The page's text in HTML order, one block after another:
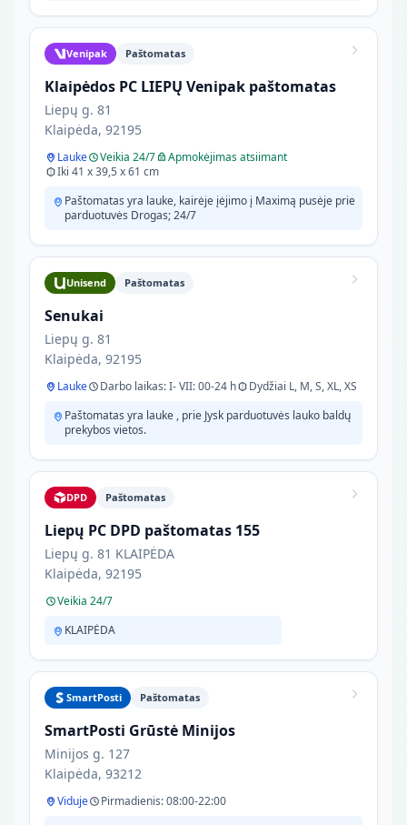
Venipak Paštomatas
Klaipėdos PC LIEPŲ Venipak paštomatas
Liepų g. 81
Klaipėda, 92195
Lauke Veikia 24/7
Apmokėjimas atsiimant
Iki 41 x 39,5 x 61 cm
Paštomatas yra lauke, kairėje įėjimo į Maximą pusėje prie
parduotuvės Drogas; 24/7
Unisend Paštomatas
Senukai
Liepų g. 81
Klaipėda, 92195
Lauke Darbo laikas: I- VII: 00-24 h
Dydžiai L, M, S, XL, XS
Paštomatas yra lauke , prie Jysk parduotuvės lauko baldų
prekybos vietos.
DPD Paštomatas
Liepų PC DPD paštomatas 155
Liepų g. 81 KLAIPĖDA
Klaipėda, 92195
Veikia 24/7
KLAIPĖDA
SmartPosti Paštomatas
SmartPosti Grūstė Minijos
Minijos g. 127
Klaipėda, 93212
Viduje
Pirmadienis: 08:00-22:00